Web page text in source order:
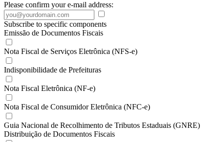
Please confirm your e-mail address:
Subscribe to specific components
Emissão de Documentos Fiscais
Nota Fiscal de Serviços Eletrônica (NFS-e)
Indisponibilidade de Prefeituras
Nota Fiscal Eletrônica (NF-e)
Nota Fiscal de Consumidor Eletrônica (NFC-e)
Guia Nacional de Recolhimento de Tributos Estaduais (GNRE)
Distribuição de Documentos Fiscais